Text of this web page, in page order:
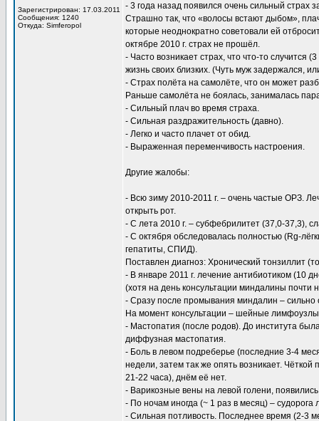
Зарегистрирован: 17.03.2011
Сообщения: 1240
Откуда: Simferopol
- 3 года назад появился очень сильный страх
Страшно так, что «волосы встают дыбом»,
которые неоднократно советовали ей
октябре 2010 г. страх не прошёл.
- Часто возникает страх, что что-то случится
жизнь своих близких. (Чуть муж задержался,
- Страх полёта на самолёте, что он может
Раньше самолёта не боялась, занималась
- Сильный плач во время страха.
- Сильная раздражительность (давно).
- Легко и часто плачет от обид.
- Выраженная переменчивость настроения.
Другие жалобы:
- Всю зиму 2010-2011 г. – очень частые ОРЗ.
открыть рот.
- С лета 2010 г. – субфебрилитет (37,0-37,3),
- С октября обследовалась полностью (Rg-
гепатиты, СПИД).
Поставлен диагноз: Хронический тонзиллит
- В январе 2011 г. лечение антибиотиком (10
(хотя на день консультации миндалины почти
- Сразу после промывания миндалин –
На момент консультации – шейные
- Мастопатия (после родов). До института
диффузная мастопатия.
- Боль в левом подреберье (последние 3-4
недели, затем так же опять возникает.
21-22 часа), днём её нет.
- Варикозные вены на левой голени,
- По ночам иногда (~ 1 раз в месяц) –
- Сильная потливость. Последнее время (2-3